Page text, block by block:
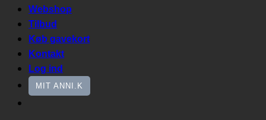
Webshop
Tilbud
Køb gavekort
Kontakt
Log ind
MIT ANNI.K